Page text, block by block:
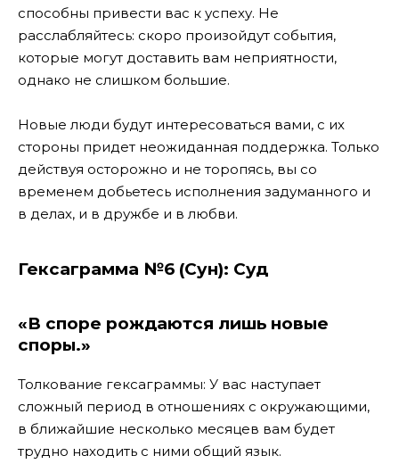
способны привести вас к успеху. Не
расслабляйтесь: скоро произойдут события,
которые могут доставить вам неприятности,
однако не слишком большие.
Новые люди будут интересоваться вами, с их
стороны придет неожиданная поддержка. Только
действуя осторожно и не торопясь, вы со
временем добьетесь исполнения задуманного и
в делах, и в дружбе и в любви.
Гексаграмма №6 (Сун): Суд
«В споре рождаются лишь новые
споры.»
Толкование гексаграммы: У вас наступает
сложный период в отношениях с окружающими,
в ближайшие несколько месяцев вам будет
трудно находить с ними общий язык.